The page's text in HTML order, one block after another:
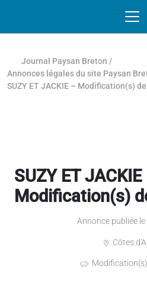
Journal Paysan Breton /
Annonces légales du site Paysan
SUZY ET JACKIE – Modification(s)
SUZY ET JACKIE
Modification(s)
Annonce publiée
Côtes